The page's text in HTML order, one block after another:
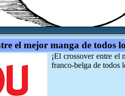
el mejor manga de todos
¡El crossover entre el
franco-belga de todos